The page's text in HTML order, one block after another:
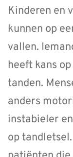
Kinderen en
kunnen op
vallen.
heeft kans
tanden.
anders
instabieler
op